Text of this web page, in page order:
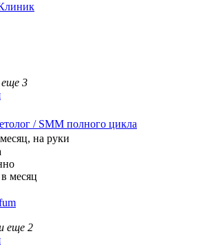
3
/ SMM полного цикла
на руки
месяц
еще 2